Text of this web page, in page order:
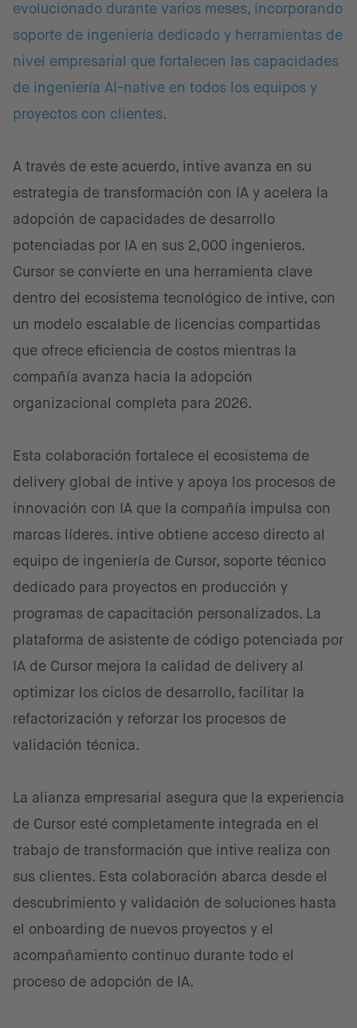
evolucionado durante varios meses, incorporando
soporte de ingeniería dedicado y herramientas de
nivel empresarial que fortalecen las capacidades
de ingeniería AI-native en todos los equipos y
proyectos con clientes.
A través de este acuerdo, intive avanza en su
estrategia de transformación con IA y acelera la
adopción de capacidades de desarrollo
potenciadas por IA en sus 2,000 ingenieros.
Cursor se convierte en una herramienta clave
dentro del ecosistema tecnológico de intive, con
un modelo escalable de licencias compartidas
que ofrece eficiencia de costos mientras la
compañía avanza hacia la adopción
organizacional completa para 2026.
Esta colaboración fortalece el ecosistema de
delivery global de intive y apoya los procesos de
innovación con IA que la compañía impulsa con
marcas líderes. intive obtiene acceso directo al
equipo de ingeniería de Cursor, soporte técnico
dedicado para proyectos en producción y
programas de capacitación personalizados. La
plataforma de asistente de código potenciada por
IA de Cursor mejora la calidad de delivery al
optimizar los ciclos de desarrollo, facilitar la
refactorización y reforzar los procesos de
validación técnica.
La alianza empresarial asegura que la experiencia
de Cursor esté completamente integrada en el
trabajo de transformación que intive realiza con
sus clientes. Esta colaboración abarca desde el
descubrimiento y validación de soluciones hasta
el onboarding de nuevos proyectos y el
acompañamiento continuo durante todo el
proceso de adopción de IA.